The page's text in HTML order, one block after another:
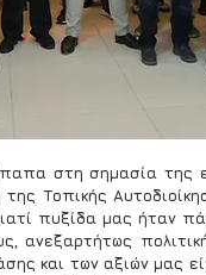
στη σημασία της
Τοπικής
πυξίδα μας ήταν
ανεξαρτήτως
και των αξιών μας